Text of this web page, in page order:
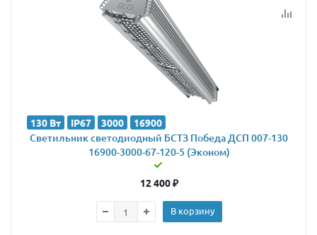
130 Вт IP67 3000 16900
Светильник светодиодный БСТЗ Победа ДСП 007-130
16900-3000-67-120-5 (Эконом)
12 400₽
В корзину